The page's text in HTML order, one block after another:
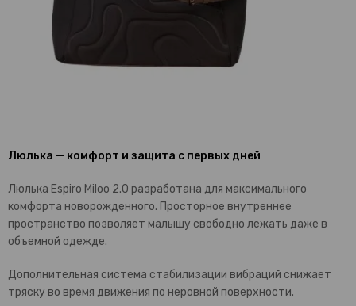
Люлька — комфорт и защита с первых дней
Люлька Espiro Miloo 2.0 разработана для максимального
комфорта новорожденного. Просторное внутреннее
пространство позволяет малышу свободно лежать даже в
объемной одежде.
Дополнительная система стабилизации вибраций снижает
тряску во время движения по неровной поверхности.